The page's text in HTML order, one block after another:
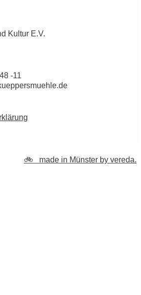
Kultur E.V.
-11
🚲 made in Münster by vereda.